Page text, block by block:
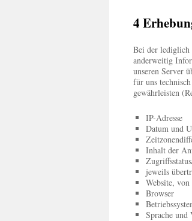
4
Bei der lediglich
anderweitig
unseren Server
für uns
gewährleisten
IP-Adresse
Datum und
Inhalt der
jeweils
Website,
Browser
Sprache und